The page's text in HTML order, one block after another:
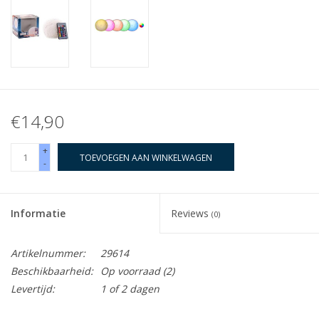
Cadeaubonnen
€14,90
+
-
TOEVOEGEN AAN WINKELWAGEN
Informatie Reviews (0)
Artikelnummer:
29614
Beschikbaarheid:
Op voorraad(2)
Levertijd:
1 of 2 dagen